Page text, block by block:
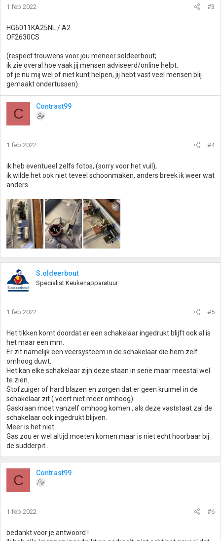
1 feb 2022 #3
HG6011KA25NL / A2
OF2630CS
(respect trouwens voor jou meneer soldeerbout;
ik zie overal hoe vaak jij mensen adviseerd/online helpt.
of je nu mij wel of niet kunt helpen, jij hebt vast veel mensen blij
gemaakt ondertussen)
C Contrast99
1 feb 2022 #4
ik heb eventueel zelfs fotos, (sorry voor het vuil),
ik wilde het ook niet teveel schoonmaken, anders breek ik weer wat
anders..
S.oldeerbout
Specialist Keukenapparatuur
1 feb 2022 #5
Het tikken komt doordat er een schakelaar ingedrukt blijft ook al is
het maar een mm.
Er zit namelijk een veersysteem in de schakelaar die hem zelf
omhoog duwt.
Het kan elke schakelaar zijn deze staan in serie maar meestal wel
te zien.
Stofzuiger of hard blazen en zorgen dat er geen kruimel in de
schakelaar zit ( veert niet meer omhoog).
Gaskraan moet vanzelf omhoog komen , als deze vaststaat zal de
schakelaar ook ingedrukt blijven.
Meer is het niet.
Gas zou er wel altijd moeten komen maar is niet echt hoorbaar bij
de sudderpit...
C Contrast99
1 feb 2022 #6
bedankt voor je antwoord !